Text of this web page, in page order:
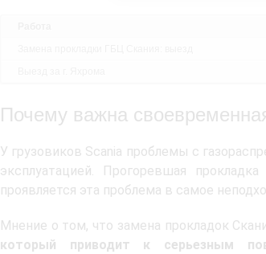
Почему важна
У грузовиков Scania проблемы с
эксплуатацией. Прогоревшая
проявляется эта проблема в самое
Мнение о том, что замена прокладок
который приводит к серьезным